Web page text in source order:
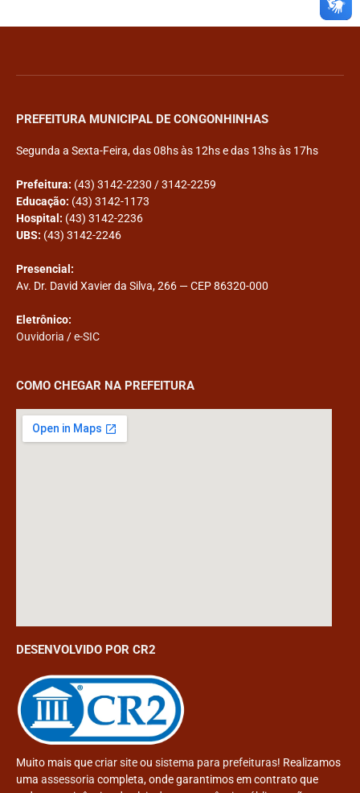
PREFEITURA MUNICIPAL DE CONGONHINHAS
Segunda a Sexta-Feira, das 08hs às 12hs e das 13hs às 17hs
Prefeitura: (43) 3142-2230 / 3142-2259
Educação: (43) 3142-1173
Hospital: (43) 3142-2236
UBS: (43) 3142-2246
Presencial:
Av. Dr. David Xavier da Silva, 266 — CEP 86320-000
Eletrônico:
Ouvidoria /e-SIC
COMO CHEGAR NA PREFEITURA
DESENVOLVIDO POR CR2
Muito mais quecriar siteou sistema para prefeituras! Realizamos
uma assessoria completa, onde garantimos em contrato que